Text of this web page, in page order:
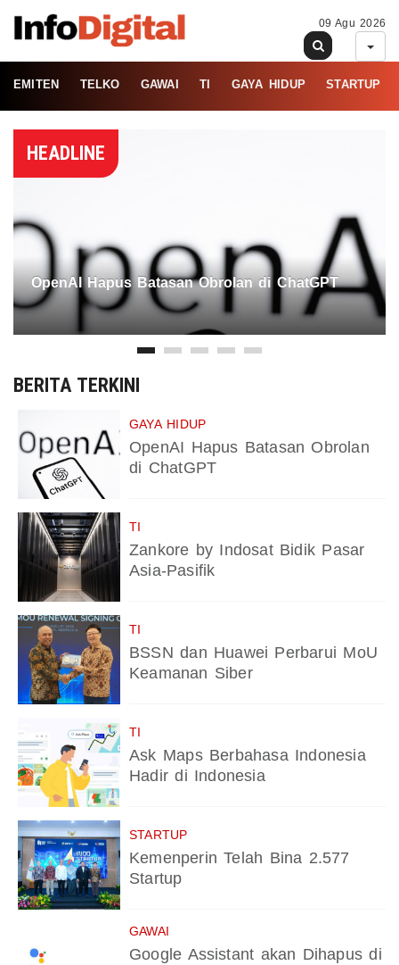
09 Agu 2026
EMITEN TELKO GAWAI TI GAYA HIDUP STARTUP
HEADLINE
OpenAI Hapus Batasan Obrolan di ChatGPT
BERITA TERKINI
GAYA HIDUP
OpenAI Hapus Batasan Obrolan
di ChatGPT
TI
Zankore by Indosat Bidik Pasar
Asia-Pasifik
TI
BSSN dan Huawei Perbarui MoU
Keamanan Siber
TI
Ask Maps Berbahasa Indonesia
Hadir di Indonesia
STARTUP
Kemenperin Telah Bina 2.577
Startup
GAWAI
Google Assistant akan Dihapus di